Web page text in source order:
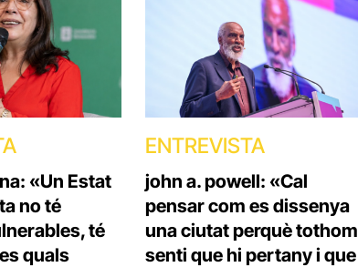
«Un Estat
no té
té
quals
ENTREVISTA
john a. powell: «Cal
pensar com es dissenya
una ciutat perquè tothom
senti que hi pertany i que